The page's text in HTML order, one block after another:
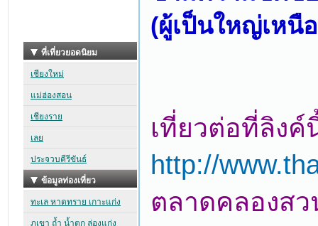
(ผู้เป็นใหญ่เหนื
เที่ยวต่อที่ลิงค์
http://
ตลาดคลองสว